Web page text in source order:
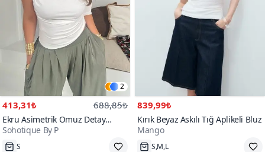
2
413,31₺ 688,85₺
Ekru Asimetrik Omuz Detay
Aksesuarlı Bluz
Sohotique By P
S
839,99₺
Kırık Beyaz Askılı Tığ Aplikeli Bluz
Mango
400+
S,M,L